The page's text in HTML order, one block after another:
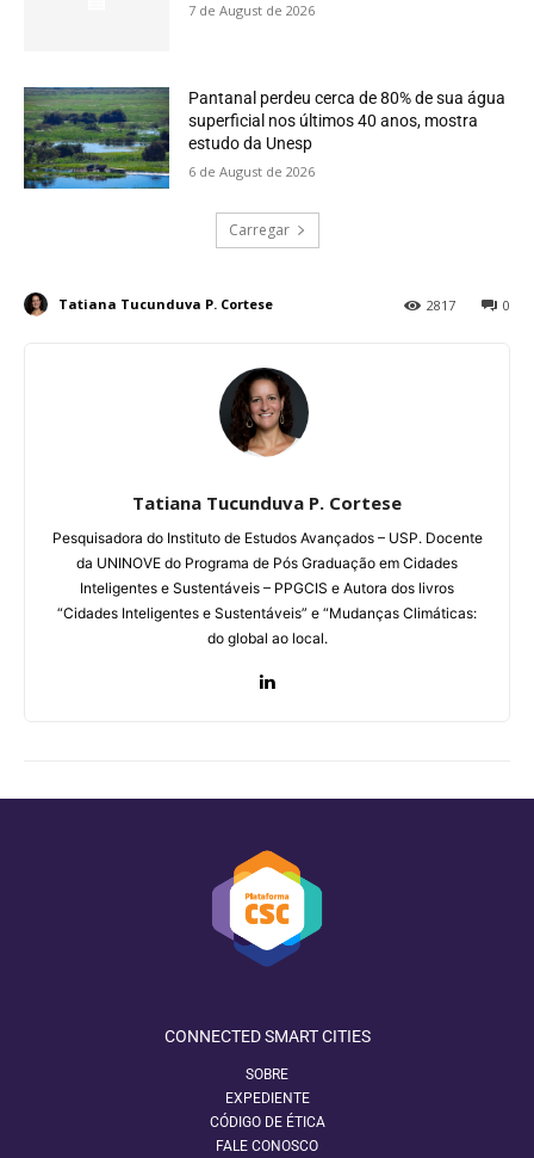
7 de August de 2026
Pantanal perdeu cerca de 80% de sua água
superficial nos últimos 40 anos, mostra
estudo da Unesp
6 de August de 2026
Carregar
Tatiana Tucunduva P. Cortese 0
2817
Tatiana Tucunduva P. Cortese
Pesquisadora do Instituto de Estudos Avançados – USP. Docente
da UNINOVE do Programa de Pós Graduação em Cidades
Inteligentes e Sustentáveis – PPGCIS e Autora dos livros
“Cidades Inteligentes e Sustentáveis” e “Mudanças Climáticas:
do global ao local.
CONNECTED SMART CITIES
SOBRE
EXPEDIENTE
CÓDIGO DE ÉTICA
FALE CONOSCO